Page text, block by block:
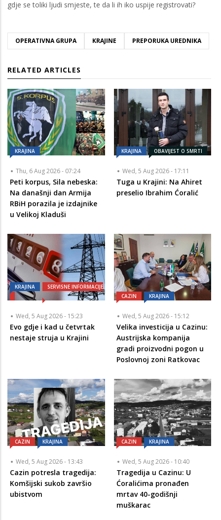
gdje se toliki ljudi smjeste, te da li ih iko uspije registrovati?
OPERATIVNA GRUPA KRAJINE PREPORUKA UREDNIKA
RELATED ARTICLES
KRAJINA
Thu, 6 Aug 2026 - 07:24
Peti korpus, Sila nebeska:
Na današnji dan Armija
RBiH porazila je izdajnike
u Velikoj Kladuši
KRAJINA OBAVIJEST O SMRTI
Wed, 5 Aug 2026 - 17:11
Tuga u Krajini: Na Ahiret
preselio Ibrahim Ćoralić
KRAJINA SERVISNE INFORMACIJE
Wed, 5 Aug 2026 - 15:23
Evo gdje i kad u četvrtak
nestaje struja u Krajini
CAZIN KRAJINA
Wed, 5 Aug 2026 - 15:12
Velika investicija u Cazinu:
Austrijska kompanija
gradi proizvodni pogon u
Poslovnoj zoni Ratkovac
CAZIN KRAJINA
Wed, 5 Aug 2026 - 13:43
Cazin potresla tragedija:
Komšijski sukob završio
ubistvom
CAZIN KRAJINA
Wed, 5 Aug 2026 - 10:40
Tragedija u Cazinu: U
Ćoralićima pronađen
mrtav 40-godišnji
muškarac